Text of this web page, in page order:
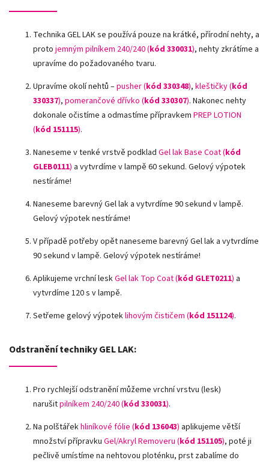
Technika GEL LAK se používá pouze na krátké, přírodní nehty, a
proto jemným pilníkem 240/240 (kód 330031), nehty zkrátíme a
upravíme do požadovaného tvaru.
Upravíme okolí nehtů –pusher (kód 330348), kleštičky (kód
330337), pomerančové dřívko (kód 330307). Nakonec nehty
dokonale očistíme a odmastíme přípravkem PREP LOTION
(kód 151115).
Naneseme v tenké vrstvě podklad Gel lak Base Coat (kód
GLEB0111) a vytvrdíme v lampě 60 sekund. Gelový výpotek
nestíráme!
Naneseme barevný Gel lak a vytvrdíme 90 sekund v lampě.
Gelový výpotek nestíráme!
V případě potřeby opět naneseme barevný Gel lak a vytvrdíme
90 sekund v lampě. Gelový výpotek nestíráme!
Aplikujeme vrchní leskGel lak Top Coat (kód GLET0211) a
vytvrdíme 120 s v lampě.
Setřeme gelový výpoteklihovým čističem (kód 151124).
Odstranění techniky GEL LAK:
Pro rychlejší odstranění můžeme vrchní vrstvu (lesk)
narušitpilníkem 240/240 (kód 330031).
Na polštářekhliníkové fólie (kód 136043) aplikujeme větší
množství přípravku Gel/Akryl Removeru (kód 151105), poté ji
pečlivě umístíme na nehtovou ploténku, prst zabalíme do